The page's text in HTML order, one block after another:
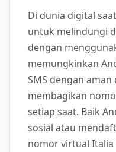
Di dunia digital
untuk melindungi
dengan
memungkinkan
SMS dengan
membagikan
setiap saat. Baik
sosial atau
nomor virtual